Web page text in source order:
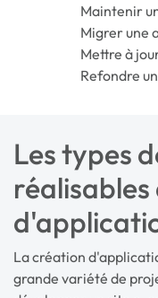
Maintenir
Migrer une
Mettre à
Refondre
Les types
La création
grande variété de